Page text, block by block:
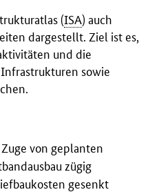
(ISA) auch
dargestellt. Ziel ist es,
und die
sowie
von geplanten
zügig
gesenkt